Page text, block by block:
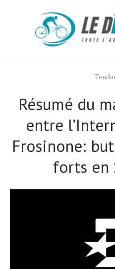
Résumé du
entre
Frosinone:
forts en
Actualités
Tests de produits